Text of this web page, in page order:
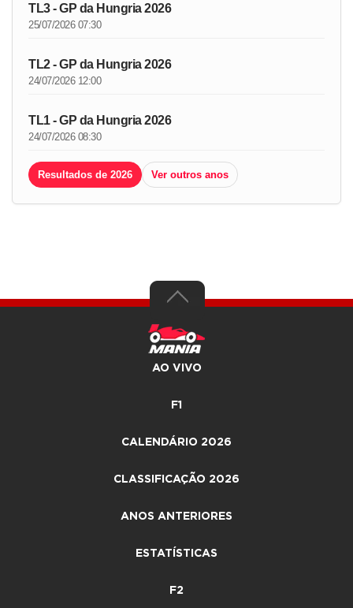
TL3 - GP da Hungria 2026
25/07/2026 07:30
TL2 - GP da Hungria 2026
24/07/2026 12:00
TL1 - GP da Hungria 2026
24/07/2026 08:30
Resultados de 2026 Ver outros anos
AO VIVO
F1
CALENDÁRIO 2026
CLASSIFICAÇÃO 2026
ANOS ANTERIORES
ESTATÍSTICAS
F2